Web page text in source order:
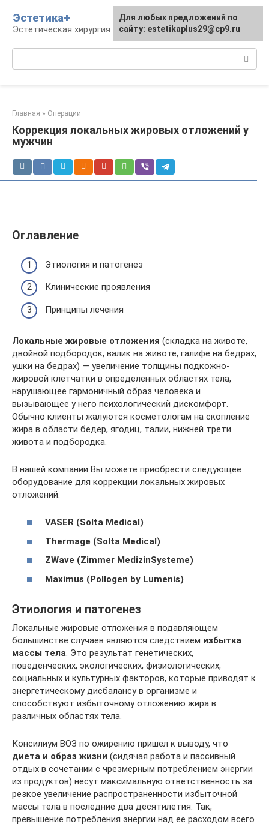
контенту
Эстетика+
Эстетическая хирургия и косметология
Главная » Операции
Коррекция локальных жировых отложений у
мужчин
Оглавление
Этиология и патогенез
Клинические проявления
Принципы лечения
Локальные жировые отложения (складка на животе,
двойной подбородок, валик на животе, галифе на бедрах,
ушки на бедрах) — увеличение толщины подкожно-
жировой клетчатки в определенных областях тела,
нарушающее гармоничный образ человека и
вызывающее у него психологический дискомфорт.
Обычно клиенты жалуются косметологам на скопление
жира в области бедер, ягодиц, талии, нижней трети
живота и подбородка.
В нашей компании Вы можете приобрести следующее
оборудование для коррекции локальных жировых
отложений:
VASER (Solta Medical)
Thermage (Solta Medical)
ZWave (Zimmer MedizinSysteme)
Maximus (Pollogen by Lumenis)
Этиология и патогенез
Локальные жировые отложения в подавляющем
большинстве случаев являются следствием избытка
массы тела. Это результат генетических,
поведенческих, экологических, физиологических,
социальных и культурных факторов, которые приводят к
энергетическому дисбалансу в организме и
способствуют избыточному отложению жира в
различных областях тела.
Консилиум ВОЗ по ожирению пришел к выводу, что
диета и образ жизни (сидячая работа и пассивный
отдых в сочетании с чрезмерным потреблением энергии
из продуктов) несут максимальную ответственность за
резкое увеличение распространенности избыточной
массы тела в последние два десятилетия. Так,
превышение потребления энергии над ее расходом всего
Для любых предложений по
сайту: estetikaplus29@cp9.ru